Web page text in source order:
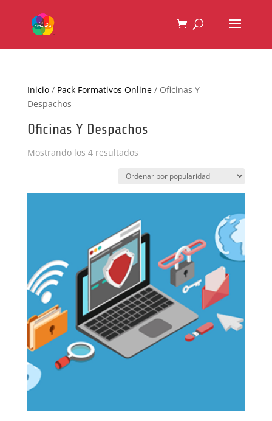
Inicio/ Pack Formativos Online/ Oficinas Y
Despachos
Oficinas Y Despachos
Mostrando los 4 resultadosOrdenado
popularidad